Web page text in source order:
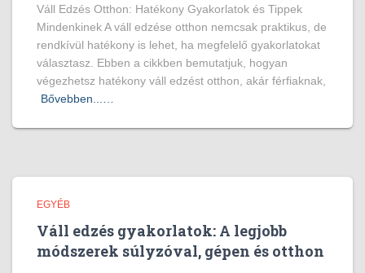
Váll Edzés Otthon: Hatékony Gyakorlatok és Tippek
Mindenkinek A váll edzése otthon nemcsak praktikus, de
rendkívül hatékony is lehet, ha megfelelő gyakorlatokat
választasz. Ebben a cikkben bemutatjuk, hogyan
végezhetsz hatékony váll edzést otthon, akár férfiaknak,
Bővebben...…
EGYÉB
Váll edzés gyakorlatok: A legjobb
módszerek súlyzóval, gépen és otthon